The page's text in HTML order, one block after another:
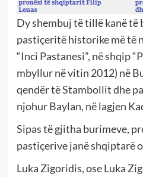
Dy shembuj të tillë kanë të
pastiçeritë historike më të
“Inci Pastanesi”, në shqip
mbyllur në vitin 2012) në
qendër të Stambollit dhe
njohur Baylan, në lagjen
Sipas të gjitha burimeve,
pastiçerive janë shqiptarë
Luka Zigoridis, ose Luka